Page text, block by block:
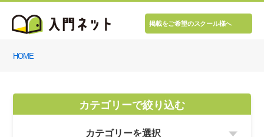
掲載をご希望のスクール様へ
HOME
カテゴリーで絞り込む